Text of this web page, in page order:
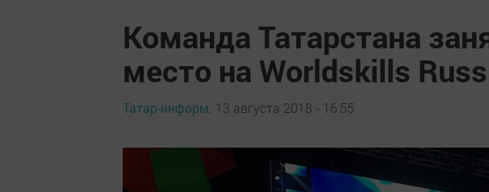
Команда Татарстана
место на Worldskills
Татар-информ, 13 августа 2018 - 16:55